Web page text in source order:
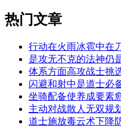
热门文章
行动在火雨冰雹中在
是攻无不克的法神仍
体系方面高攻战士挑
闪避和射中是道士必
坐骑配备使养成要素
主动对战散人无双规
道士施放毒云术下降